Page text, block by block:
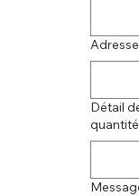
Adresse
Détail